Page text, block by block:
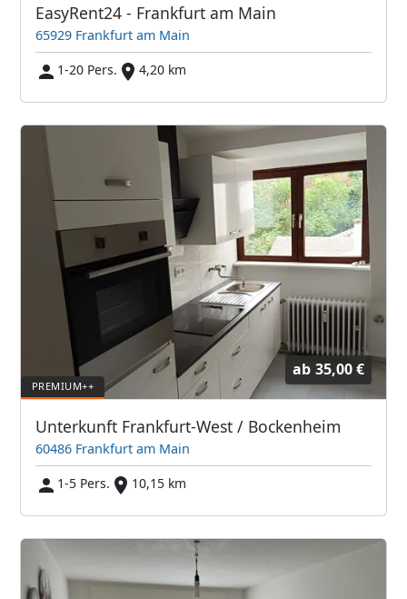
EasyRent24 - Frankfurt am Main
65929 Frankfurt am Main
1-20 Pers.
4,20 km
ab 35,00 €
Unterkunft Frankfurt-West / Bockenheim
60486 Frankfurt am Main
1-5 Pers.
10,15 km